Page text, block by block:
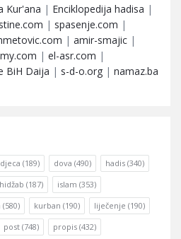
Kur'ana | Enciklopedija hadisa |
| spasenje.com |
| amir-smajic |
| el-asr.com |
BiH Daija | s-d-o.org | namaz.ba
djeca (189) dova (490) hadis (340)
hidžab (187) islam (353)
(580) kurban (190) liječenje (190)
post (748) propis (432)